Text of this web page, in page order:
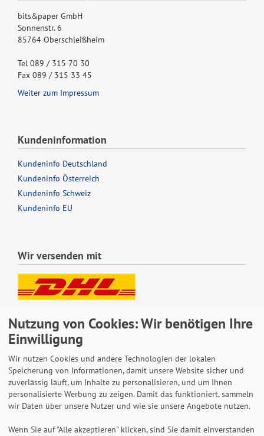
bits&paper GmbH
Sonnenstr. 6
85764 Oberschleißheim
Tel 089 / 315 70 30
Fax 089 / 315 33 45
Weiter zum Impressum
Kundeninformation
Kundeninfo Deutschland
Kundeninfo Österreich
Kundeninfo Schweiz
Kundeninfo EU
Wir versenden mit
Samstagszustellung
Bequeme Zahlung über Paypal
14 Tage Widerrufsrecht
2 Jahre Gewährleistung
Nutzung von Cookies: Wir benötigen Ihre
Einwilligung
Wir nutzen Cookies und andere Technologien der lokalen
Speicherung von Informationen, damit unsere Website sicher und
zuverlässig läuft, um Inhalte zu personalisieren, und um Ihnen
personalisierte Werbung zu zeigen. Damit das funktioniert, sammeln
wir Daten über unsere Nutzer und wie sie unsere Angebote nutzen.
Wenn Sie auf "Alle akzeptieren" klicken, sind Sie damit einverstanden